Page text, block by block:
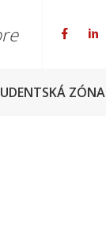
ZÓNA